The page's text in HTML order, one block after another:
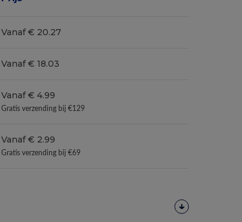
Vanaf € 20.27
Vanaf € 18.03
Vanaf € 4.99
Gratis verzending bij €129
Vanaf € 2.99
Gratis verzending bij €69